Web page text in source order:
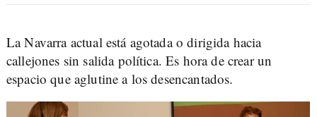
La Navarra actual está agotada o dirigida hacia
callejones sin salida política. Es hora de crear un
espacio que aglutine a los desencantados.